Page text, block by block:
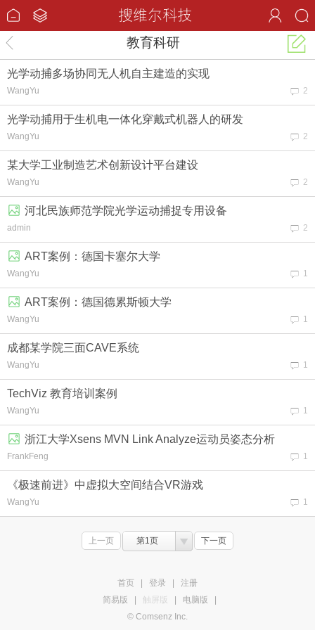
教育科研
2
光学动捕多场协同无人机自主建造的实现
WangYu
2
光学动捕用于生机电一体化穿戴式机器人的研发
WangYu
2
某大学工业制造艺术创新设计平台建设
WangYu
2
河北民族师范学院光学运动捕捉专用设备
admin
1
ART案例：德国卡塞尔大学
WangYu
1
ART案例：德国德累斯顿大学
WangYu
1
成都某学院三面CAVE系统
WangYu
1
TechViz 教育培训案例
WangYu
1
浙江大学Xsens MVN Link Analyze运动员姿态分析
FrankFeng
1
《极速前进》中虚拟大空间结合VR游戏
WangYu
上一页 第1页 下一页
首页 登录
注册
简易版
触屏版 电脑版
© Comsenz Inc.